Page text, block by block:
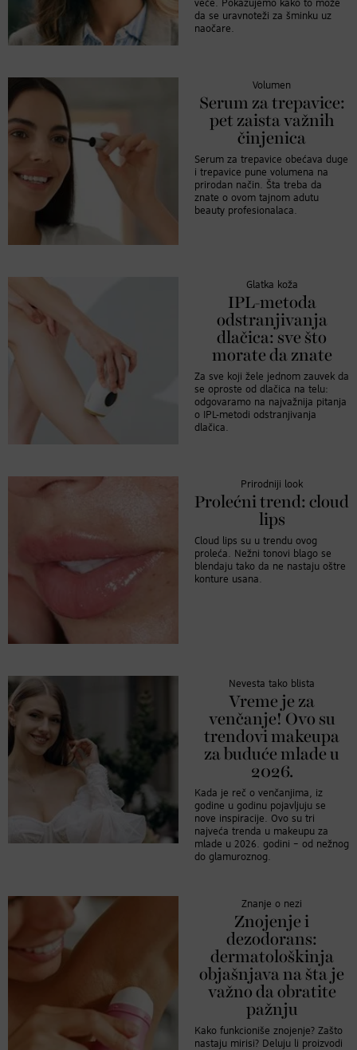
veće. Pokazujemo kako to može
da se uravnoteži za šminku uz
naočare.
Volumen
Serum za trepavice:
pet zaista važnih
činjenica
Serum za trepavice obećava duge
i trepavice pune volumena na
prirodan način. Šta treba da
znate o ovom tajnom adutu
beauty profesionalaca.
Glatka koža
IPL-metoda
odstranjivanja
dlačica: sve što
morate da znate
Za sve koji žele jednom zauvek da
se oproste od dlačica na telu:
odgovaramo na najvažnija pitanja
o IPL-metodi odstranjivanja
dlačica.
Prirodniji look
Prolećni trend: cloud
lips
Cloud lips su u trendu ovog
proleća. Nežni tonovi blago se
blendaju tako da ne nastaju oštre
konture usana.
Nevesta tako blista
Vreme je za
venčanje! Ovo su
trendovi makeupa
za buduće mlade u
2026.
Kada je reč o venčanjima, iz
godine u godinu pojavljuju se
nove inspiracije. Ovo su tri
najveća trenda u makeupu za
mlade u 2026. godini – od nežnog
do glamuroznog.
Znanje o nezi
Znojenje i
dezodorans:
dermatološkinja
objašnjava na šta je
važno da obratite
pažnju
Kako funkcioniše znojenje? Zašto
nastaju mirisi? Deluju li proizvodi